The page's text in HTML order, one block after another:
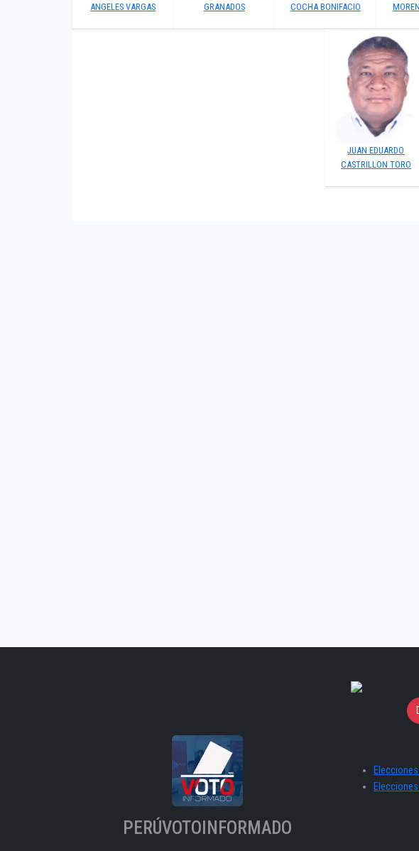
ANGELES VARGAS
GRANADOS
COCHA BONIFACIO
JUAN EDUARDO
CASTRILLON TORO
PERÚVOTOINFORMADO